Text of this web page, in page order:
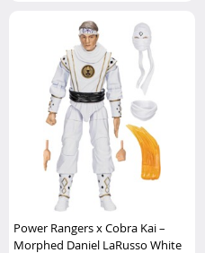
Power Rangers x Cobra Kai –
Morphed Daniel LaRusso White